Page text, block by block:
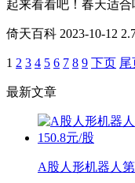
起来看看吧！春天适
倚天百科 2023-10-12
1 2 3 4 5 6 7 8 9 下页 尾
最新文章
A股人形机器人